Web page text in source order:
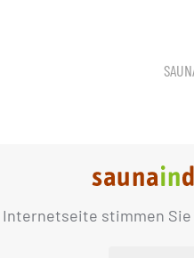
stimmen